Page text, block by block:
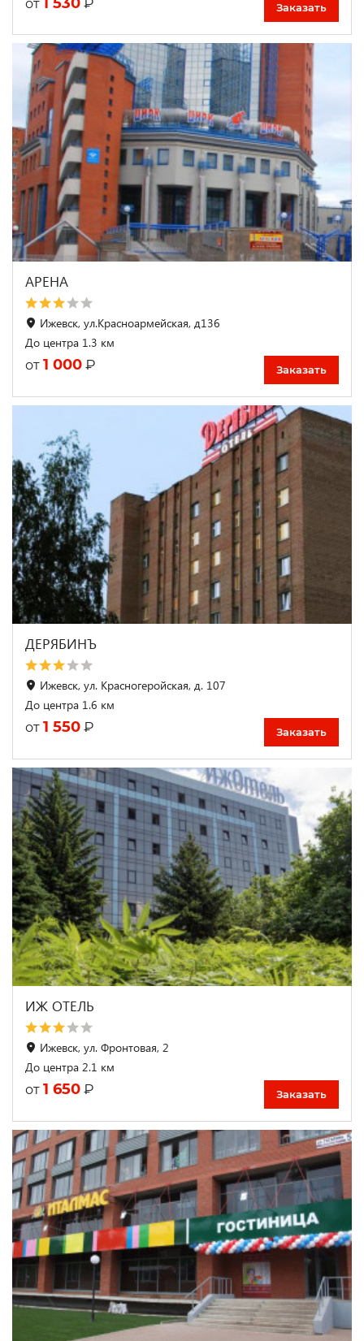
от Заказать
АРЕНА
Ижевск, ул.Красноармейская, д136
До центра 1.3 км
от 1 000 ₽ Заказать
ДЕРЯБИНЪ
Ижевск, ул. Красногеройская, д. 107
До центра 1.6 км
от 1 550 ₽ Заказать
ИЖ ОТЕЛЬ
Ижевск, ул. Фронтовая, 2
До центра 2.1 км
от 1 650 ₽ Заказать